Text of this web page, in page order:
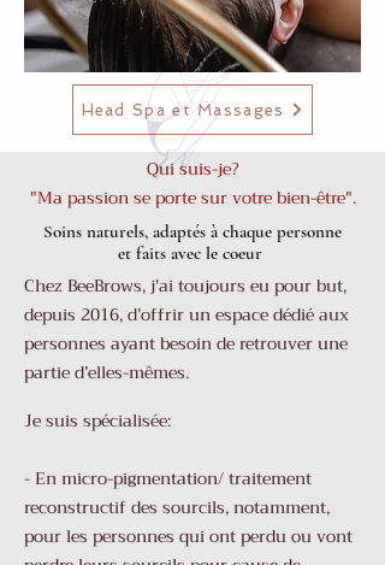
Head Spa et Massages
Qui suis-je?
"Ma passion se porte sur votre bien-être".
Soins naturels, adaptés à chaque personne
et faits avec le coeur
Chez BeeBrows, j'ai toujours eu pour but,
depuis 2016, d’offrir un espace dédié aux
personnes ayant besoin de retrouver une
partie d’elles-mêmes.
Je suis spécialisée:
- En micro-pigmentation/ traitement
reconstructif des sourcils, notamment,
pour les personnes qui ont perdu ou vont